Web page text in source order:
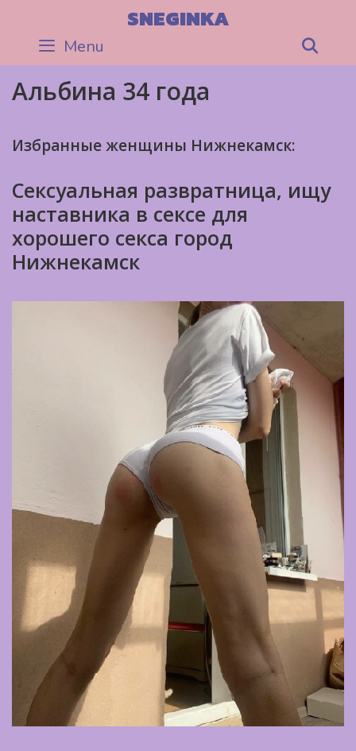
content
SNEGINKA
Menu
Альбина 34 года
Избранные женщины Нижнекамск:
Сексуальная развратница, ищу
наставника в сексе для
хорошего секса город
Нижнекамск